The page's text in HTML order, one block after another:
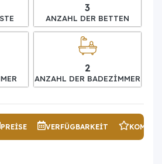
3
ANZAHL DER BETTEN
2
ANZAHL DER BADEZIMMER
PREISE VERFÜGBARKEIT